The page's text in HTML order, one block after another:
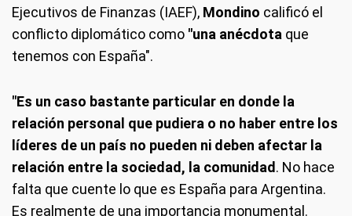
Ejecutivos de Finanzas (IAEF), Mondino calificó el
conflicto diplomático como "una anécdota que
tenemos con España".
"Es un caso bastante particular en donde la
relación personal que pudiera o no haber entre los
líderes de un país no pueden ni deben afectar la
relación entre la sociedad, la comunidad. No hace
falta que cuente lo que es España para Argentina.
Es realmente de una importancia monumental.